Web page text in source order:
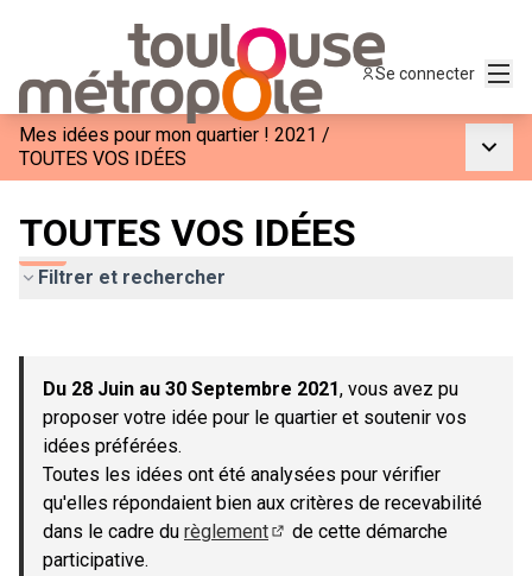
Se connecter
Mes idées pour mon quartier ! 2021 /
TOUTES VOS IDÉES
TOUTES VOS IDÉES
Filtrer et rechercher
−
Du 28 Juin au 30 Septembre 2021, vous avez pu
proposer votre idée pour le quartier et soutenir vos
idées préférées.
Toutes les idées ont été analysées pour vérifier
qu'elles répondaient bien aux critères de recevabilité
dans le cadre du règlement
de cette démarche
participative.